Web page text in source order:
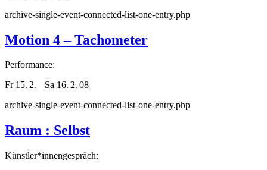
archive-single-event-connected-list-one-entry.php
Motion 4 – Tachometer
Performance:
Fr 15. 2. – Sa 16. 2. 08
archive-single-event-connected-list-one-entry.php
Raum : Selbst
Künstler*innengespräch: